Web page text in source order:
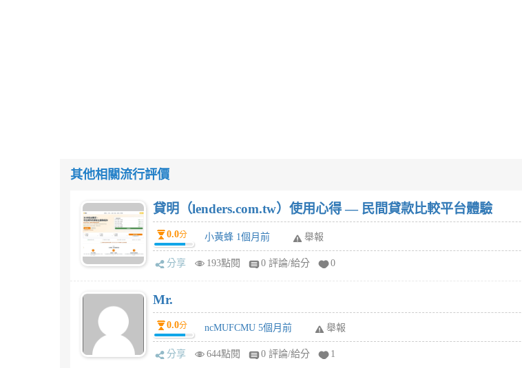
其他相關流行評價
貸明（lenders.com.tw）使用心得 — 民間貸款比較平台體驗
0.0分 小黃蜂 1個月前 舉報
分享 193點閱 0 評論/給分 0
Mr.
0.0分 ncMUFCMU 5個月前 舉報
分享 644點閱 0 評論/給分 1